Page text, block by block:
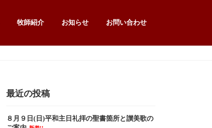
牧師紹介 お知らせ お問い合わせ
最近の投稿
８月９日(日)平和主日礼拝の聖書箇所と讃美歌の